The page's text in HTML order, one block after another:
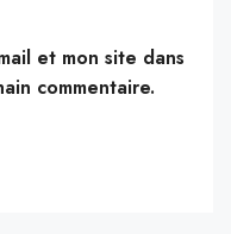
et mon site dans
commentaire.